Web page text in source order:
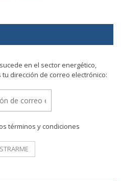
en el sector energético,
dirección de correo electrónico:
términos y condiciones